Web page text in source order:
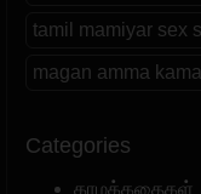
tamil mamiyar sex
magan amma
Categories
காமக்கதைகள்